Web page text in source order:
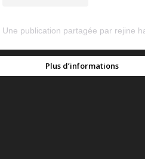
Plus d’informations